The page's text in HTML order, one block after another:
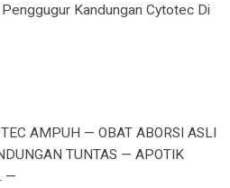
Kandungan Cytotec Di
AMPUH — OBAT ABORSI ASLI
TUNTAS — APOTIK
—